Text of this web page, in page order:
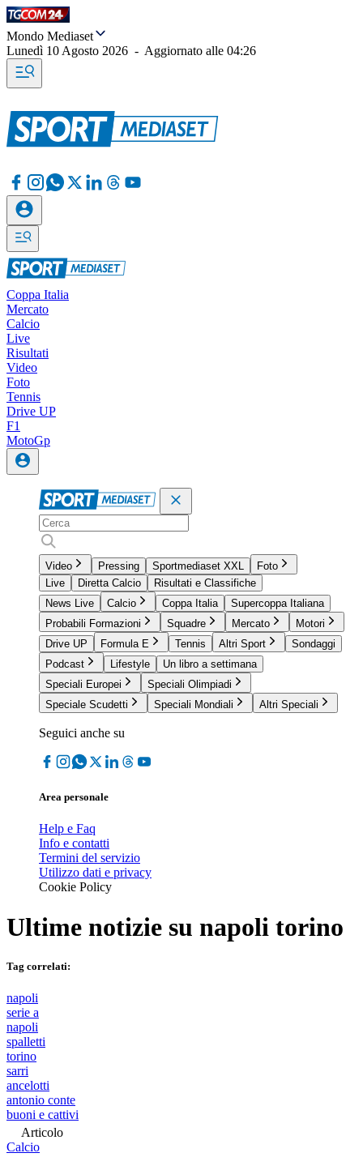
Mondo Mediaset
Lunedì 10 Agosto 2026 - Aggiornato alle 04:26
Coppa Italia
Mercato
Calcio
Live
Risultati
Video
Foto
Tennis
Drive UP
F1
MotoGp
Video Pressing Sportmediaset XXL
Foto
Live
Diretta Calcio
Risultati e Classifiche
News Live
Calcio Coppa Italia
Supercoppa Italiana
Probabili Formazioni
Squadre Mercato
Motori
Drive UP
Formula E Tennis Altri Sport
Sondaggi
Podcast
Lifestyle
Un libro a settimana
Speciali Europei
Speciali Olimpiadi
Speciale Scudetti
Speciali Mondiali Altri Speciali
Seguici anche su
Area personale
Help e Faq
Info e contatti
Termini del servizio
Utilizzo dati e privacy
Cookie Policy
Ultime notizie su napoli torino
Tag correlati:
napoli
serie a
napoli
spalletti
torino
sarri
ancelotti
antonio conte
buoni e cattivi
Articolo
Calcio